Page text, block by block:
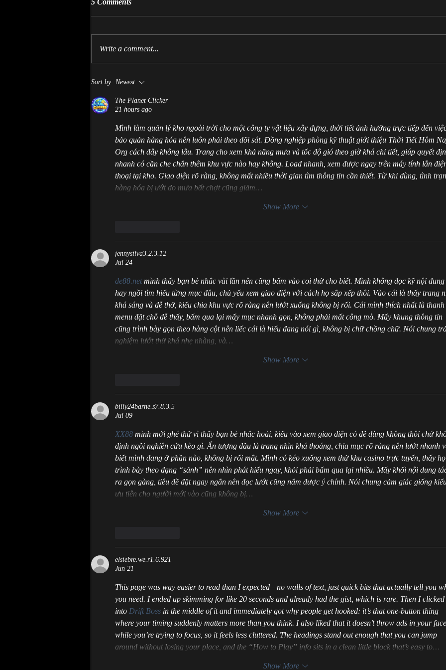
Come Play Crossbones of
Aeslion!
5 Comments
Write a comment...
Sort by: Newest
The Planet Clicker
21 hours ago
Mình làm quản lý kho ngoài trời cho một công ty vật liệu xây dựng, thời tiết ảnh hưởng trực tiếp đến
bảo quản hàng hóa nên luôn phải theo dõi sát. Đồng nghiệp phòng kỹ thuật giới thiệu Thời Tiết Hôm
Org cách đây không lâu. Trang cho xem khả năng mưa và tốc độ gió theo giờ khá chi tiết, giúp quyết
nhanh có cần che chắn thêm khu vực nào hay không. Load nhanh, xem được ngay trên máy tính lẫn
thoại tại kho. Giao diện rõ ràng, không mất nhiều thời gian tìm thông tin cần thiết. Từ khi dùng, tình
hàng hóa bị ướt do mưa bất chợt cũng giảm…
Show More
jennysilva3.2.3.12
Jul 24
de88.net mình thấy bạn bè nhắc vài lần nên cũng bấm vào coi thử cho biết. Mình không đọc kỹ nội dung
hay ngồi tìm hiểu từng mục đâu, chủ yếu xem giao diện với cách họ sắp xếp thôi. Vào cái là thấy trang
khá sáng và dễ thở, kiểu chia khu vực rõ ràng nên lướt xuống không bị rối. Cái mình thích nhất là thanh
menu đặt chỗ dễ thấy, bấm qua lại mấy mục nhanh gọn, không phải mất công mò. Mấy khung thông tin
cũng trình bày gọn theo hàng cột nên liếc cái là hiểu đang nói gì, không bị chữ chồng chữ. Nói chung
nghiệm lướt thử khá nhẹ nhàng, và…
Show More
billy24barne.s7.8.3.5
Jul 09
XX88 mình mới ghé thử vì thấy bạn bè nhắc hoài, kiểu vào xem giao diện có dễ dùng không thôi chứ
định ngồi nghiên cứu kèo gì. Ấn tượng đầu là trang nhìn khá thoáng, chia mục rõ ràng nên lướt nhanh
biết mình đang ở phần nào, không bị rối mắt. Mình có kéo xuống xem thử khu casino trực tuyến, thấy họ
trình bày theo dạng “sảnh” nên nhìn phát hiểu ngay, khỏi phải bấm qua lại nhiều. Mấy khối nội dung
ra gọn gàng, tiêu đề đặt ngay ngắn nên đọc lướt cũng nắm được ý chính. Nói chung cảm giác giống
ưu tiên cho người mới vào cũng không bị…
Show More
elsiebre.we.r1.6.921
Jun 21
This page was way easier to read than I expected—no walls of text, just quick bits that actually tell you
you need. I ended up skimming for like 20 seconds and already had the gist, which is rare. Then I clicked
into Drift Boss in the middle of it and immediately got why people get hooked: it’s that one-button thing
where your timing suddenly matters more than you think. I also liked that it doesn’t throw ads in your face
while you’re trying to focus, so it feels less cluttered. The headings stand out enough that you can jump
around without losing your place, and the “How to Play” info sits in a clean little block that’s easy to…
Show More